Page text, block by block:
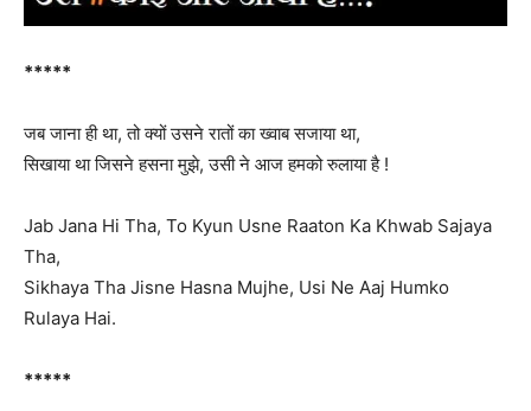
*****
जब जाना ही था, तो क्यों उसने रातों का ख्वाब सजाया था,
सिखाया था जिसने हसना मुझे, उसी ने आज हमको रुलाया है !
Jab Jana Hi Tha, To Kyun Usne Raaton Ka Khwab Sajaya
Tha,
Sikhaya Tha Jisne Hasna Mujhe, Usi Ne Aaj Humko
Rulaya Hai.
*****